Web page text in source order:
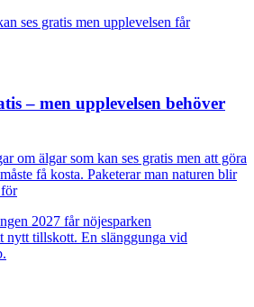
– men upplevelsen behöver
om älgar som kan ses gratis men att göra
få kosta. Paketerar man naturen blir